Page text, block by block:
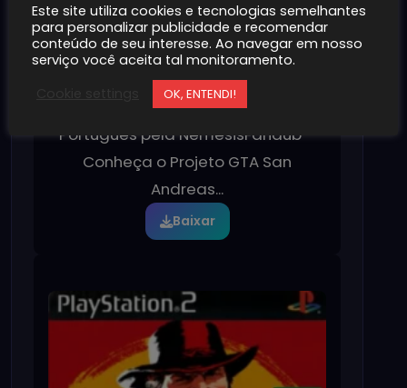
GTA SAN ANDREAS DUBLADO (PTB)
PLAYSTATION 2
193
GTA San Andreas Dublado em
Português pela NemesisFandub –
Conheça o Projeto GTA San
Andreas...
Baixar
Este site utiliza cookies e tecnologias semelhantes
para personalizar publicidade e recomendar
conteúdo de seu interesse. Ao navegar em nosso
serviço você aceita tal monitoramento.
OK, ENTENDI!